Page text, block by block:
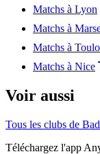
Matchs à Lyon
Matchs à
Matchs à
Matchs à Nice
Voir aussi
Tous les clubs de
Téléchargez l'app